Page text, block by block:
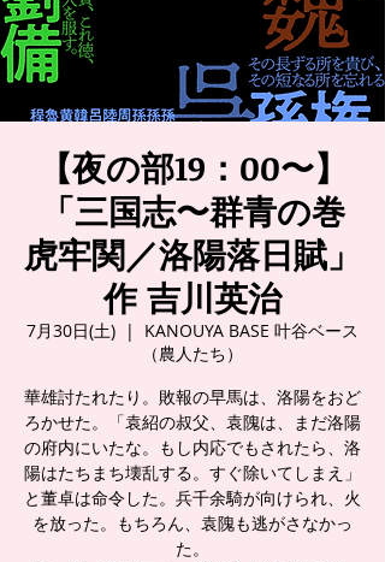
【夜の部19：00〜】
「三国志〜群青の巻
虎牢関／洛陽落日賦」
作 吉川英治
7月30日(土)
  |
KANOUYA BASE 叶谷ベース
（農人たち）
華雄討たれたり。敗報の早馬は、洛陽をおど
ろかせた。「袁紹の叔父、袁隗は、まだ洛陽
の府内にいたな。もし内応でもされたら、洛
陽はたちまち壊乱する。すぐ除いてしまえ」
と董卓は命令した。兵千余騎が向けられ、火
を放った。もちろん、袁隗も逃がさなかっ
た。